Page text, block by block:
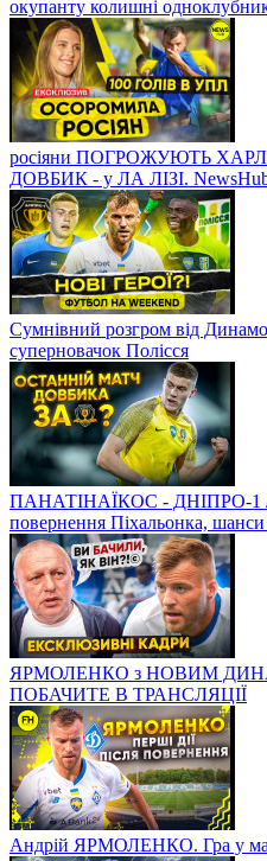
окупанту колишні
росіяни ПОГРОЖУЮТЬ
ДОВБИК - у ЛА ЛІЗІ.
Сумнівний розгром від
суперновачок Полісся
ПАНАТІНАЇКОС - ДНІПРО-
повернення Піхальонка, шанси
ЯРМОЛЕНКО з НОВИМ
ПОБАЧИТЕ В ТРАНСЛЯЦІЇ
Андрій ЯРМОЛЕНКО. Гра у